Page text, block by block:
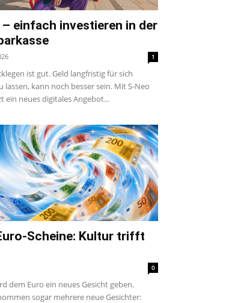
– einfach investieren in der
1
ist gut. Geld langfristig für sich
lassen, kann noch besser sein. Mit S-Neo
ein neues digitales Angebot...
Scheine: Kultur trifft
0
dem Euro ein neues Gesicht geben.
sogar mehrere neue Gesichter: